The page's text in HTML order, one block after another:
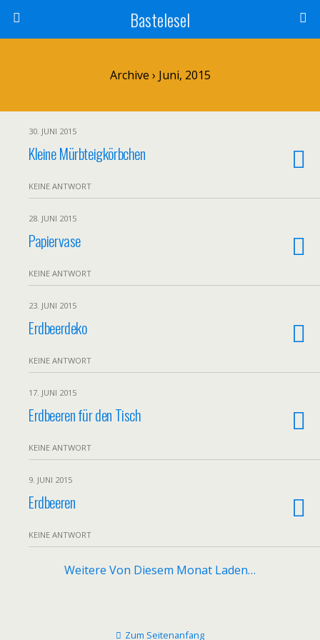
Bastelesel
Archive › Juni, 2015
30. JUNI 2015
Kleine Mürbteigkörbchen
KEINE ANTWORT
28. JUNI 2015
Papiervase
KEINE ANTWORT
23. JUNI 2015
Erdbeerdeko
KEINE ANTWORT
17. JUNI 2015
Erdbeeren für den Tisch
KEINE ANTWORT
9. JUNI 2015
Erdbeeren
KEINE ANTWORT
Weitere Von Diesem Monat Laden…
Zum Seitenanfang